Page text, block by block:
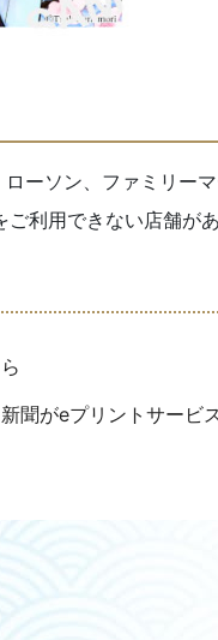
ーソン、ファミリー
利用できない店舗があ
聞がeプリントサービ